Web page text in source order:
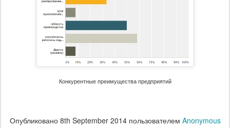
Конкурентные преимущества предприятий
Опубликовано 8th September 2014пользователем Anonymous